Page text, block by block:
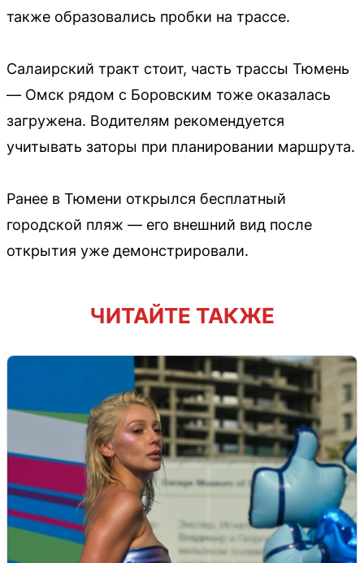
также образовались пробки на трассе.
Салаирский тракт стоит, часть трассы Тюмень
— Омск рядом с Боровским тоже оказалась
загружена. Водителям рекомендуется
учитывать заторы при планировании маршрута.
Ранее в Тюмени открылся бесплатный
городской пляж — его внешний вид после
открытия уже демонстрировали.
ЧИТАЙТЕ ТАКЖЕ